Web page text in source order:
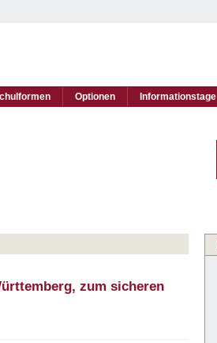
Optionen Informationstage
zum sicheren